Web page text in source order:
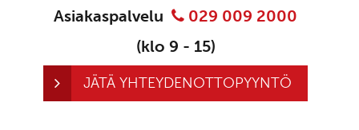
Asiakaspalvelu
029 009 2000
(klo 9 - 15)
JÄTÄ YHTEYDENOTTOPYYNTÖ